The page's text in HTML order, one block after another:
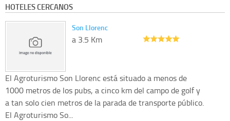
HOTELES CERCANOS
Son Llorenc
a 3.5 Km
El Agroturismo Son Llorenc está situado a menos de
1000 metros de los pubs, a cinco km del campo de golf y
a tan solo cien metros de la parada de transporte público.
El Agroturismo So...